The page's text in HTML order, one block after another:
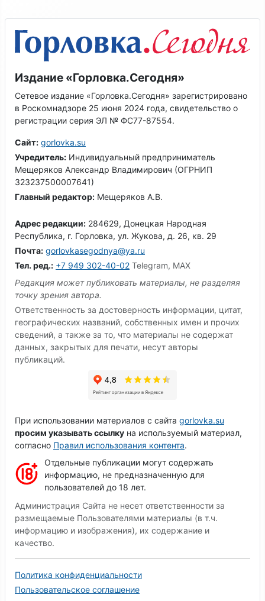
Издание «Горловка.Сегодня»
Сетевое издание «Горловка.Сегодня» зарегистрировано
в Роскомнадзоре 25 июня 2024 года, свидетельство о
регистрации серия ЭЛ № ФС77-87554.
Сайт: gorlovka.su
Учредитель: Индивидуальный предприниматель
Мещеряков Александр Владимирович (ОГРНИП
323237500007641)
Главный редактор: Мещеряков А.В.
Адрес редакции: 284629, Донецкая Народная
Республика, г. Горловка, ул. Жукова, д. 26, кв. 29
Почта: gorlovkasegodnya@ya.ru
Тел. ред.: +7 949 302-40-02 Telegram, MAX
Редакция может публиковать материалы, не разделяя
точку зрения автора.
Ответственность за достоверность информации, цитат,
географических названий, собственных имен и прочих
сведений, а также за то, что материалы не содержат
данных, закрытых для печати, несут авторы
публикаций.
При использовании материалов с сайта gorlovka.su
просим указывать ссылку на используемый материал,
согласно Правил использования контента.
Отдельные публикации могут содержать
информацию, не предназначенную для
пользователей до 18 лет.
Администрация Сайта не несет ответственности за
размещаемые Пользователями материалы (в т.ч.
информацию и изображения), их содержание и
качество.
Политика конфиденциальности
Пользовательское соглашение